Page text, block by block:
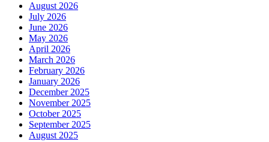
August 2026
July 2026
June 2026
May 2026
April 2026
March 2026
February 2026
January 2026
December 2025
November 2025
October 2025
September 2025
August 2025